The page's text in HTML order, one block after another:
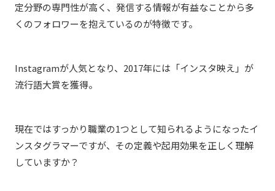
定分野の専門性が高く、発信する情報が有益なことから多
くのフォロワーを抱えているのが特徴です。
Instagramが人気となり、2017年には「インスタ映え」が
流行語大賞を獲得。
現在ではすっかり職業の1つとして知られるようになったイ
ンスタグラマーですが、その定義や起用効果を正しく理解
していますか？